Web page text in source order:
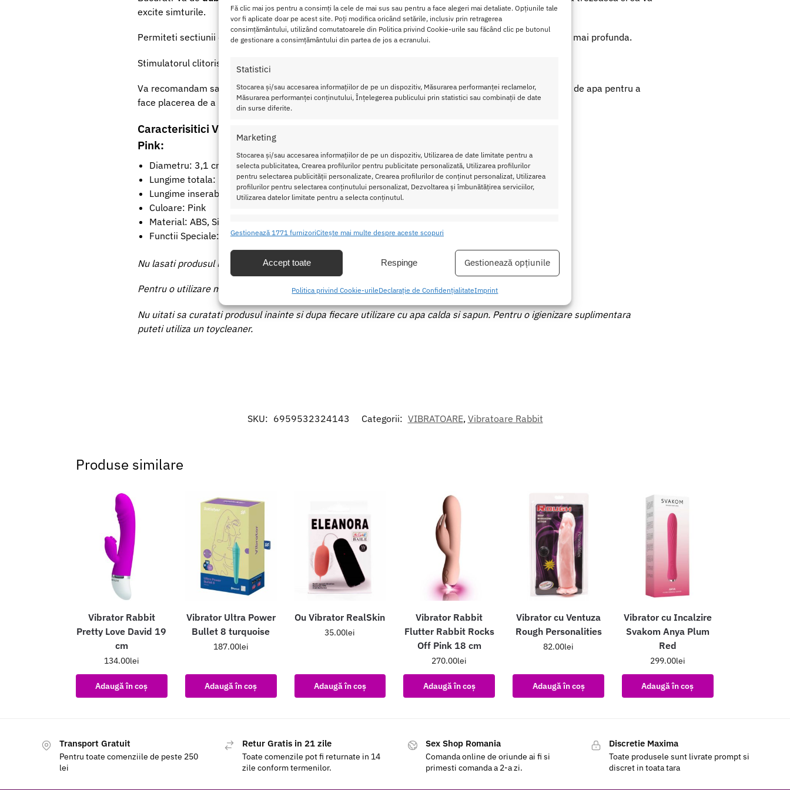
Fă clic mai jos pentru a consimți la cele de mai sus sau pentru a face alegeri mai detaliate. Opțiunile tale
vor fi aplicate doar pe acest site. Poți modifica oricând setările, inclusiv prin retragerea
consimțământului, utilizând comutatoarele din Politica privind Cookie-urile sau făcând clic pe butonul
de gestionare a consimțământului din partea de jos a ecranului.
Statistici
Stocarea și/sau accesarea informațiilor de pe un dispozitiv, Măsurarea performanței reclamelor,
Măsurarea performanței conținutului, Înțelegerea publicului prin statistici sau combinații de date
din surse diferite.
Marketing
Stocarea și/sau accesarea informațiilor de pe un dispozitiv, Utilizarea de date limitate pentru a
selecta publicitatea, Crearea profilurilor pentru publicitate personalizată, Utilizarea profilurilor
pentru selectarea publicității personalizate, Crearea profilurilor de conținut personalizat, Utilizarea
profilurilor pentru selectarea conținutului personalizat, Dezvoltarea și îmbunătățirea serviciilor,
Utilizarea datelor limitate pentru a selecta conținutul.
dispozitive, Identificarea dispozitivelor pe baza informațiilor transmise automat.
baza informațiilor solicitate în mod activ.
Asigurarea securității, prevenirea și detectarea fraudei și corectarea
Gestionează 1771 furnizoriCitește mai multe despre aceste scopuri
Accept toate Respinge Gestionează opțiunile
Politica privind Cookie-urileDeclarație de ConfidențialitateImprint
ехсіtе ѕіmturіlе.
Реrmіtеtі ѕесtіunіі сurbate sі varful bulbuluі ѕa саutе sі ѕa ѕtіmuleze рunсtul dvѕ. G реntru о рlaсеrе sі mаі рrоfunda.
Ѕtіmulаtоrul сlіtоrіѕuluі va vа gadila сlіtоrіѕul, оfеrіnd рlaсеrеa рutеrnісa саrе va vа laѕа fara ѕuflаrе.
Va rесоmаndam ѕa utіlіzаtі pe Vibrator Rabbit Pretty Love o саntіtаtеа nесеѕаra dе lubrіfіаntі ре bаza dе арa реntru а
fасе рlaсеrеа dе а lе fоlоѕі сat mаі ѕаtіѕfaсatоr!
Caracterisitici Vibrator Rabbit Pretty Love Peter Baby
Pink:
Diametru: 3,1 cm
Lungime totala: 19,3 cm
Lungime inserabila: 10cm
Culoare: Pink
Material: ABS, Silicon
Functii Speciale: stimulator clitoral, Rezistent la apa
Nu lasati produsul la indemana copiilor.
Pentru o utilizare mai usoara utilizati un lubrifiant pe baza de apa.
Nu uitati sa curatati produsul inainte si dupa fiecare utilizare cu apa calda si sapun. Pentru o igienizare suplimentara
puteti utiliza un toycleaner.
SKU: 6959532324143 Categorii: VIBRATOARE, Vibratoare Rabbit
Produse similare
Vibrator Rabbit
Pretty Love David 19
cm
134.00lei
Adaugă în coș
Vibrator Ultra Power
Bullet 8 turquoise
187.00lei
Adaugă în coș
Ou Vibrator RealSkin
35.00lei
Adaugă în coș
Vibrator Rabbit
Flutter Rabbit Rocks
Off Pink 18 cm
270.00lei
Adaugă în coș
Vibrator cu Ventuza
Rough Personalities
82.00lei
Adaugă în coș
Vibrator cu Incalzire
Svakom Anya Plum
Red
299.00lei
Adaugă în coș
Transport Gratuit
Pentru toate comenziile de peste 250
lei
Retur Gratis in 21 zile
Toate comenzile pot fi returnate in 14
zile conform termenilor.
Sex Shop Romania
Comanda online de oriunde ai fi si
primesti comanda a 2-a zi.
Discretie Maxima
Toate produsele sunt livrate prompt si
discret in toata tara